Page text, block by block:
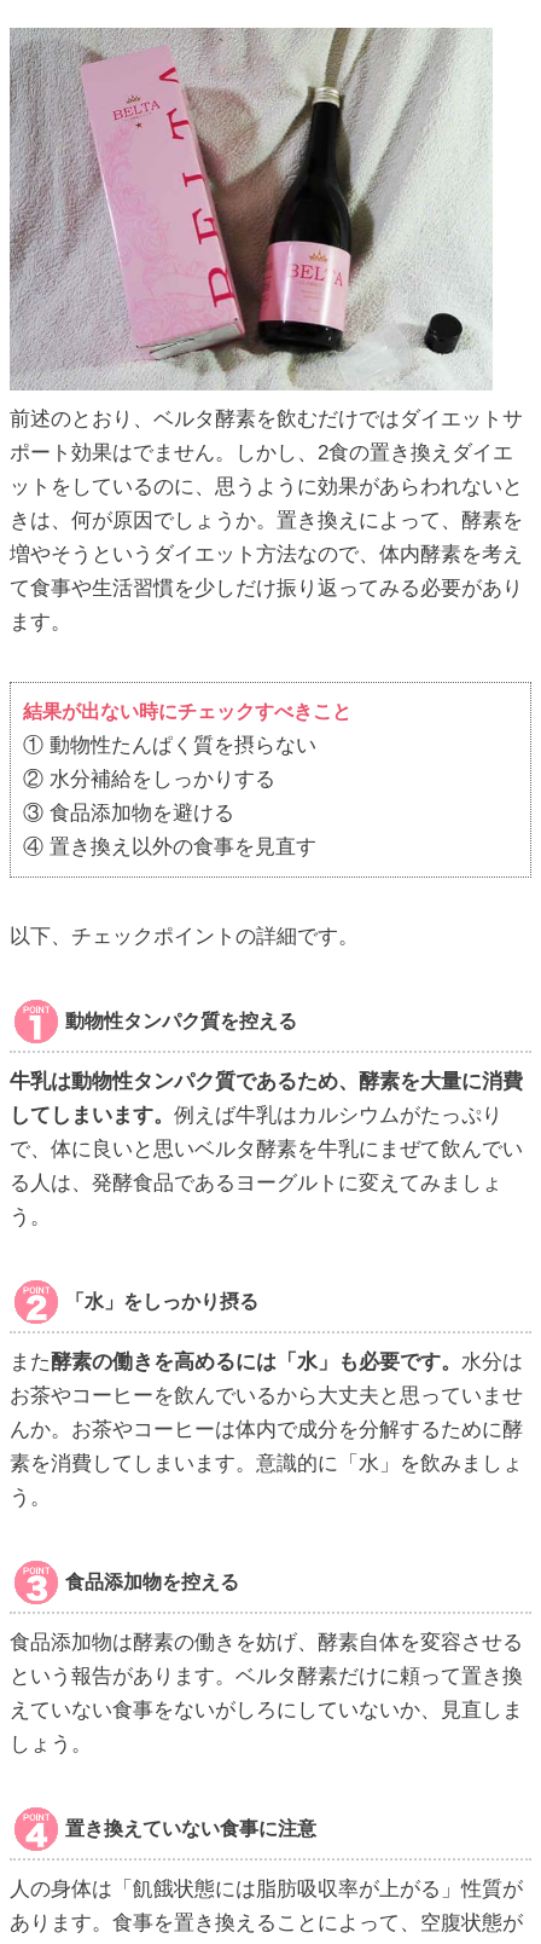
前述のとおり、ベルタ酵素を飲むだけではダイエットサ
ポート効果はでません。しかし、2食の置き換えダイエ
ットをしているのに、思うように効果があらわれないと
きは、何が原因でしょうか。置き換えによって、酵素を
増やそうというダイエット方法なので、体内酵素を考え
て食事や生活習慣を少しだけ振り返ってみる必要があり
ます。
結果が出ない時にチェックすべきこと
① 動物性たんぱく質を摂らない
② 水分補給をしっかりする
③ 食品添加物を避ける
④ 置き換え以外の食事を見直す
以下、チェックポイントの詳細です。
動物性タンパク質を控える
牛乳は動物性タンパク質であるため、酵素を大量に消費
してしまいます。 例えば牛乳はカルシウムがたっぷり
で、体に良いと思いベルタ酵素を牛乳にまぜて飲んでい
る人は、発酵食品であるヨーグルトに変えてみましょ
う。
「水」をしっかり摂る
また酵素の働きを高めるには「水」も必要です。 水分は
お茶やコーヒーを飲んでいるから大丈夫と思っていませ
んか。お茶やコーヒーは体内で成分を分解するために酵
素を消費してしまいます。意識的に「水」を飲みましょ
う。
食品添加物を控える
食品添加物は酵素の働きを妨げ、酵素自体を変容させる
という報告があります。ベルタ酵素だけに頼って置き換
えていない食事をないがしろにしていないか、見直しま
しょう。
置き換えていない食事に注意
人の身体は「飢餓状態には脂肪吸収率が上がる」性質が
あります。食事を置き換えることによって、空腹状態が